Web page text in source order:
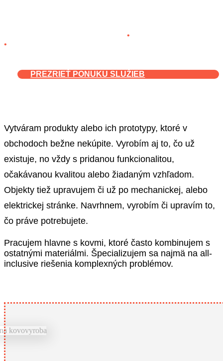
•
•
PREZRIEŤ PONUKU SLUŽIEB
Vytváram produkty alebo ich prototypy, ktoré v
obchodoch bežne nekúpite. Vyrobím aj to, čo už
existuje, no vždy s pridanou funkcionalitou,
očakávanou kvalitou alebo žiadaným vzhľadom.
Objekty tiež upravujem či už po mechanickej, alebo
elektrickej stránke. Navrhnem, vyrobím či upravím to,
čo práve potrebujete.
Pracujem hlavne s kovmi, ktoré často kombinujem s
ostatnými materiálmi. Špecializujem sa najmä na all-
inclusive riešenia komplexných problémov.